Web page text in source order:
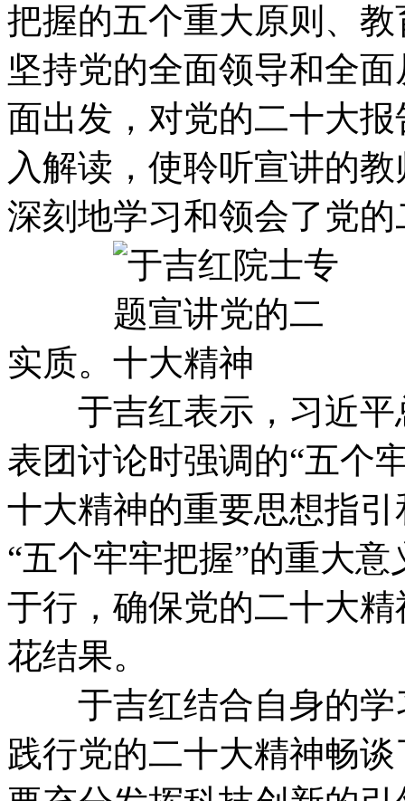
把握的五个重大原则、
坚持党的全面领导和全
面出发，对党的二十大
入解读，使聆听宣讲的
深刻地学习和领会了党
实质。
于吉红表示，习近平
表团讨论时强调的“五个
十大精神的重要思想指
“五个牢牢把握”的重大
于行，确保党的二十大
花结果。
于吉红结合自身的学
践行党的二十大精神畅